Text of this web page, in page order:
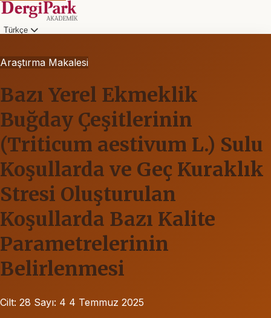
Türkçe
Araştırma Makalesi
Bazı Yerel Ekmeklik
Buğday Çeşitlerinin
(Triticum aestivum L.) Sulu
Koşullarda ve Geç Kuraklık
Stresi Oluşturulan
Koşullarda Bazı Kalite
Parametrelerinin
Belirlenmesi
Cilt: 28 Sayı: 4 4 Temmuz 2025